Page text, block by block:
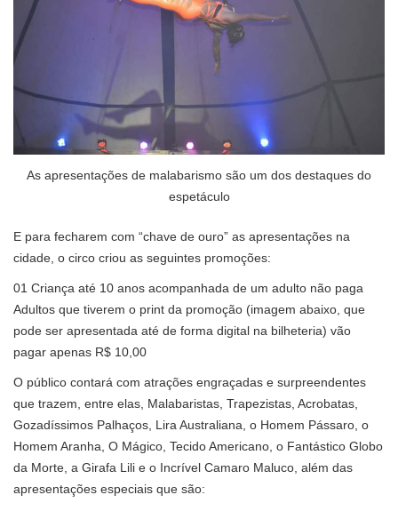
As apresentações de malabarismo são um dos destaques do
espetáculo
E para fecharem com “chave de ouro” as apresentações na
cidade, o circo criou as seguintes promoções:
01 Criança até 10 anos acompanhada de um adulto não paga
Adultos que tiverem o print da promoção (imagem abaixo, que
pode ser apresentada até de forma digital na bilheteria) vão
pagar apenas R$ 10,00
O público contará com atrações engraçadas e surpreendentes
que trazem, entre elas, Malabaristas, Trapezistas, Acrobatas,
Gozadíssimos Palhaços, Lira Australiana, o Homem Pássaro, o
Homem Aranha, O Mágico, Tecido Americano, o Fantástico Globo
da Morte, a Girafa Lili e o Incrível Camaro Maluco, além das
apresentações especiais que são: